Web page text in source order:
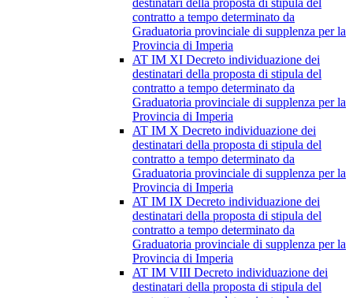
destinatari della proposta di stipula del
contratto a tempo determinato da
Graduatoria provinciale di supplenza per la
Provincia di Imperia
AT IM XI Decreto individuazione dei
destinatari della proposta di stipula del
contratto a tempo determinato da
Graduatoria provinciale di supplenza per la
Provincia di Imperia
AT IM X Decreto individuazione dei
destinatari della proposta di stipula del
contratto a tempo determinato da
Graduatoria provinciale di supplenza per la
Provincia di Imperia
AT IM IX Decreto individuazione dei
destinatari della proposta di stipula del
contratto a tempo determinato da
Graduatoria provinciale di supplenza per la
Provincia di Imperia
AT IM VIII Decreto individuazione dei
destinatari della proposta di stipula del